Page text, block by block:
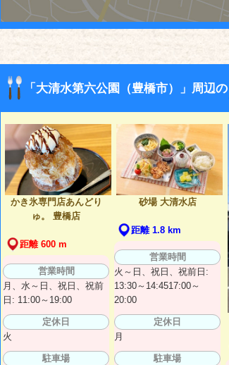
「大清水第六公園（豊橋市）」周辺の
かき氷専門店あんどり
ゅ。 豊橋店
距離 600 m
営業時間
月、水～日、祝日、祝前
日: 11:00～19:00
定休日
火
駐車場
砂場 大清水店
距離 1.8 km
営業時間
火～日、祝日、祝前日:
13:30～14:4517:00～
20:00
定休日
月
駐車場